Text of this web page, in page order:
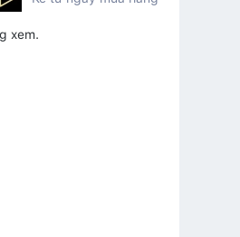
xem.